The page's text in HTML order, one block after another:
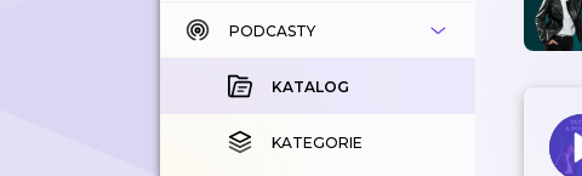
KATALOG
KOUPENÉ
KATEGORIE
PODCASTY
KATALOG
KATEGORIE